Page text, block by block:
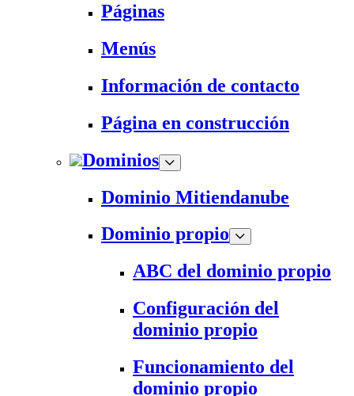
Páginas
Menús
Información de contacto
Página en construcción
Dominios
Dominio Mitiendanube
Dominio propio
ABC del dominio propio
Configuración del
dominio propio
Funcionamiento del
dominio propio